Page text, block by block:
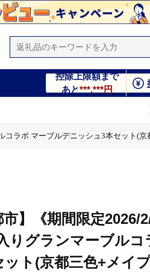
控除上限額まで
あと***,***円
ラボ マーブルデニッシュ3本セット
】《期間限定2026/
りグランマーブルコ
ト(京都三色+メイ